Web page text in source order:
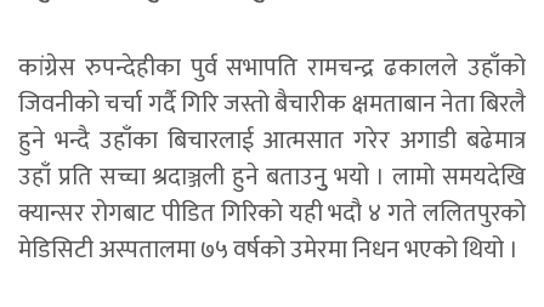
कांग्रेस रुपन्देहीका पुर्व सभापति रामचन्द्र ढकालले उहाँको
जिवनीको चर्चा गर्दै गिरि जस्तो बैचारीक क्षमताबान नेता बिरलै
हुने भन्दै उहाँका बिचारलाई आत्मसात गरेर अगाडी बढेमात्र
उहाँ प्रति सच्चा श्रदाञ्जली हुने बताउनुु भयो । लामो समयदेखि
क्यान्सर रोगबाट पीडित गिरिको यही भदौ ४ गते ललितपुरको
मेडिसिटी अस्पतालमा ७५ वर्षको उमेरमा निधन भएको थियो ।